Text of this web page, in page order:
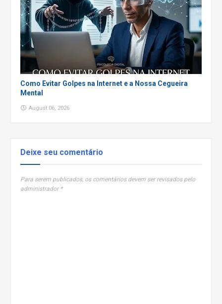
Como Evitar Golpes na Internet e a Nossa Cegueira
Mental
August 06, 2026
Deixe seu comentário
Para serem publicados, os comentários devem ser revisados pelo
administrador *